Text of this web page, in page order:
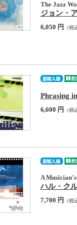
The Jazz
ジョン・
6,050 円 （税
Phrasing
6,600 円 （税
A
ハル・ク
7,700 円 （税